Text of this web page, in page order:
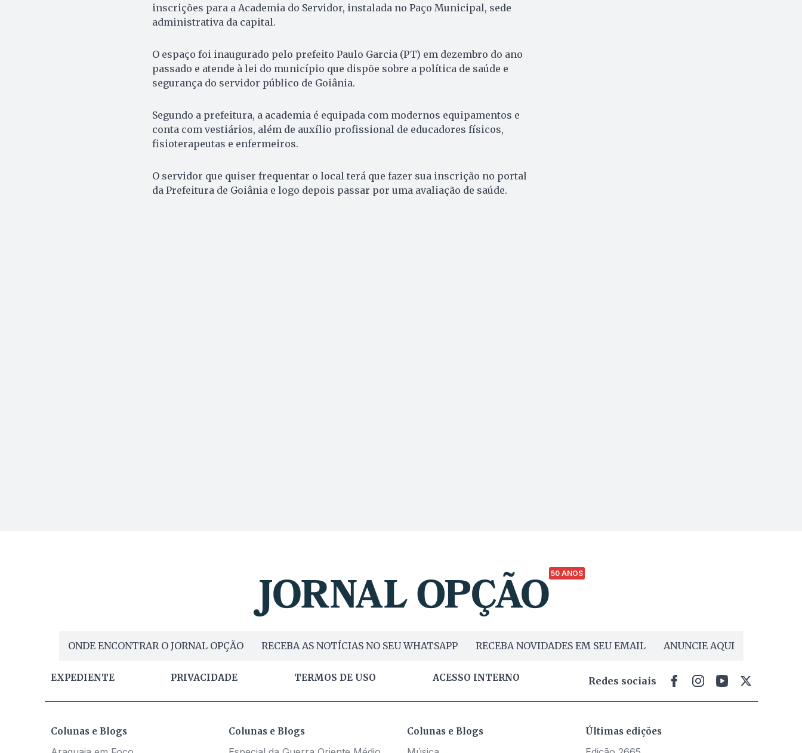
inscrições para a Academia do Servidor, instalada no Paço Municipal, sede
administrativa da capital.
O espaço foi inaugurado pelo prefeito Paulo Garcia (PT) em dezembro do ano
passado e atende à lei do município que dispõe sobre a política de saúde e
segurança do servidor público de Goiânia.
Segundo a prefeitura, a academia é equipada com modernos equipamentos e
conta com vestiários, além de auxílio profissional de educadores físicos,
fisioterapeutas e enfermeiros.
O servidor que quiser frequentar o local terá que fazer sua inscrição no portal
da Prefeitura de Goiânia e logo depois passar por uma avaliação de saúde.
50 ANOS
ONDE ENCONTRAR O JORNAL OPÇÃO RECEBA AS NOTÍCIAS NO SEU WHATSAPP RECEBA NOVIDADES EM SEU EMAIL ANUNCIE AQUI
EXPEDIENTE PRIVACIDADE TERMOS DE USO ACESSO INTERNO Redes sociais
Colunas e Blogs Colunas e Blogs Colunas e Blogs Últimas edições